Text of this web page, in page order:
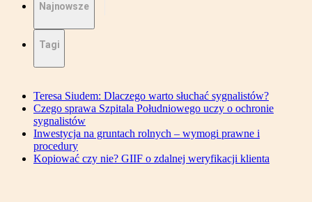
Najnowsze
Tagi
Teresa Siudem: Dlaczego warto słuchać sygnalistów?
Czego sprawa Szpitala Południowego uczy o ochronie
sygnalistów
Inwestycja na gruntach rolnych – wymogi prawne i
procedury
Kopiować czy nie? GIIF o zdalnej weryfikacji klienta